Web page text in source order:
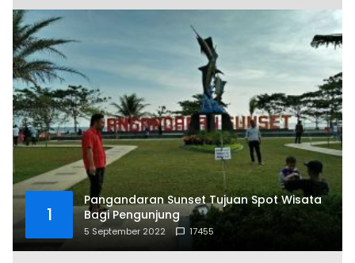
1
Pangandaran Sunset Tujuan Spot Wisata
Bagi Pengunjung
5 September 2022 17455